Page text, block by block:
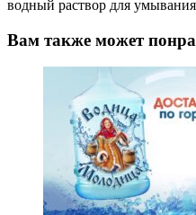
водный раствор для умывания
Вам также может